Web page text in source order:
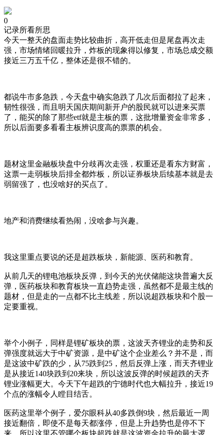
0
记录所看所思
今天一整天的盘面走势比较曲折，高开低走但是尾盘再次走
强，市场情绪回暖拉升，炸板的现象得以修复，市场总成交额
接近三万五千亿，整体还是很不错的。
都说牛市多急跌，今天盘中确实急跌了几次后面都拉了起来，
韧性很强，而且明天国庆期间新开户的股民就可以进来买票
了，能买的除了那些etf就是主板的票，这批增量资金非常多，
所以后面要多看看主板辨识度高的票票的机会。
题材这里金融板块盘中分歧再次走强，权重还是看东方财富，
这票一走弱板块后排全都炸板，所以证券板块后续基本就是去
弱留强了，也没啥好的买点了。
地产和消费继续看热闹，没啥参与兴趣。
我这里重点要说的还是超跌板块，新能源、医药和教育。
从前几天的锂电池板块反弹，到今天的光伏储能这块普遍大反
弹，医药板块和教育板块一直趋势走强，虽然都不是最主线的
题材，但是走的一点都不比主线差，所以说超跌板块和个股一
定要重视。
举个小例子，同样是锂矿板块的票，这波天齐锂业的走势和反
弹强度就远大于中矿资源，是中矿这个企业差么？并不是，而
是这波中矿跌的少，从75跌到25，然后反弹上涨，而天齐锂业
是从接近140块跌到20来块，所以这波反弹的时候超跌的天齐
锂业涨幅更大。今天下午超跌的宁德时代也大幅拉升，接近19
个点的涨幅令人瞠目结舌。
医药这里举个例子，爱尔眼科从40多跌倒9块，然后最近一周
接近翻倍，即使不是每天都涨停，但是上升趋势也是停不下
来，所以这里不管哪个板块超跌就是这波资金拉升的最大逻